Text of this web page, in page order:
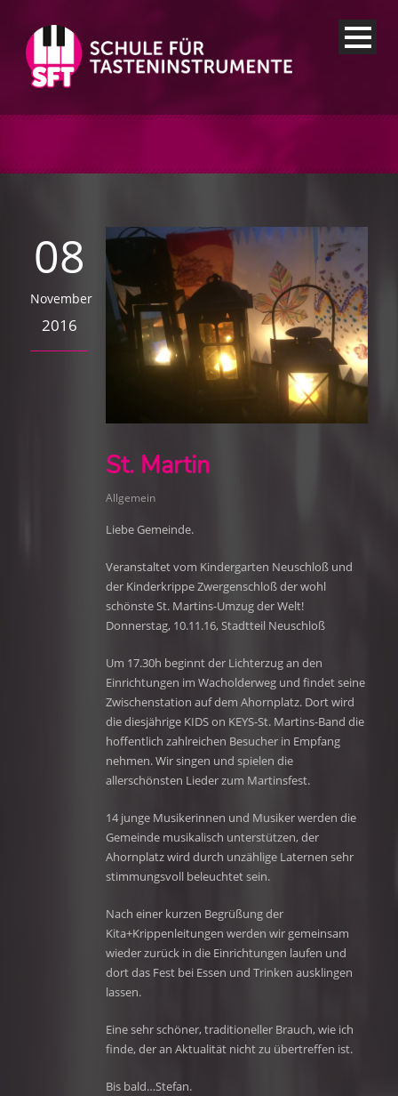
08
November
2016
St. Martin
Allgemein
Liebe Gemeinde.
Veranstaltet vom Kindergarten Neuschloß und
der Kinderkrippe Zwergenschloß der wohl
schönste St. Martins-Umzug der Welt!
Donnerstag, 10.11.16, Stadtteil Neuschloß
Um 17.30h beginnt der Lichterzug an den
Einrichtungen im Wacholderweg und findet seine
Zwischenstation auf dem Ahornplatz. Dort wird
die diesjährige KIDS on KEYS-St. Martins-Band die
hoffentlich zahlreichen Besucher in Empfang
nehmen. Wir singen und spielen die
allerschönsten Lieder zum Martinsfest.
14 junge Musikerinnen und Musiker werden die
Gemeinde musikalisch unterstützen, der
Ahornplatz wird durch unzählige Laternen sehr
stimmungsvoll beleuchtet sein.
Nach einer kurzen Begrüßung der
Kita+Krippenleitungen werden wir gemeinsam
wieder zurück in die Einrichtungen laufen und
dort das Fest bei Essen und Trinken ausklingen
lassen.
Eine sehr schöner, traditioneller Brauch, wie ich
finde, der an Aktualität nicht zu übertreffen ist.
Bis bald…Stefan.